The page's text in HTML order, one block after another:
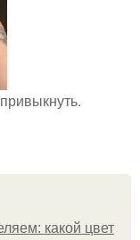
какой цвет